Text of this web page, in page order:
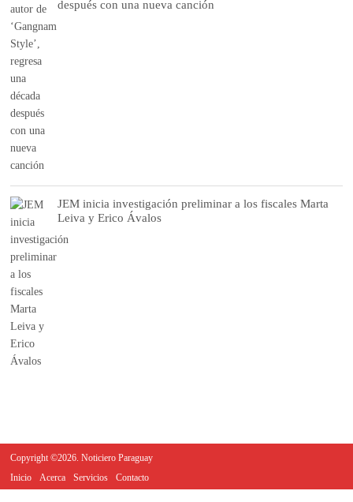
después con una nueva canción
JEM inicia investigación preliminar a los fiscales Marta
Leiva y Erico Ávalos
Copyright ©2026. Noticiero Paraguay
Inicio
Acerca Servicios Contacto